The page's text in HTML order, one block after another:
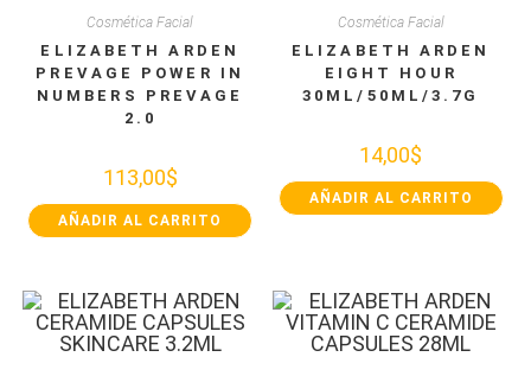
Cosmética Facial
ELIZABETH ARDEN
PREVAGE POWER IN
NUMBERS PREVAGE
2.0
113,00$
AÑADIR AL CARRITO
Cosmética Facial
ELIZABETH ARDEN
EIGHT HOUR
30ML/50ML/3.7G
14,00$
AÑADIR AL CARRITO